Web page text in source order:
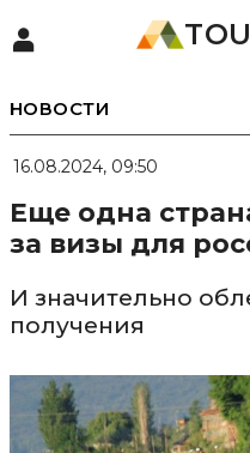
НОВОСТИ
16.08.2024, 09:50
Еще одна
за визы для
И значительно
получения